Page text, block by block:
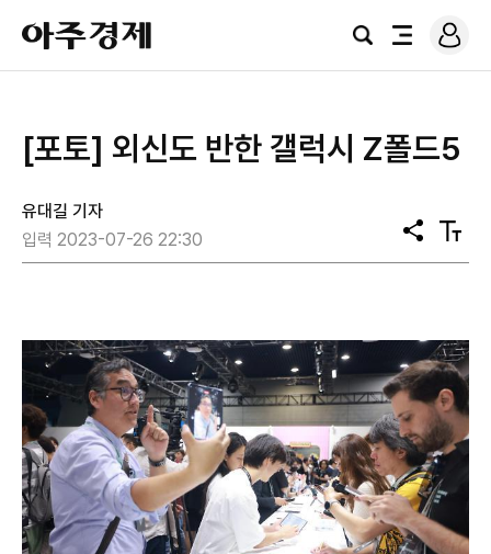
아
주
경
검
전
로
그
[포토] 외신도 반한 갤럭시 Z폴드5
유대길 기자
입력 2023-07-26 22:30
공
유
텍
스